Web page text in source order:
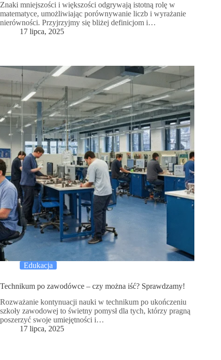
Znaki mniejszości i większości odgrywają istotną rolę w
matematyce, umożliwiając porównywanie liczb i wyrażanie
nierówności. Przyjrzyjmy się bliżej definicjom i…
17 lipca, 2025
Edukacja
Technikum po zawodówce – czy można iść? Sprawdzamy!
Rozważanie kontynuacji nauki w technikum po ukończeniu
szkoły zawodowej to świetny pomysł dla tych, którzy pragną
poszerzyć swoje umiejętności i…
17 lipca, 2025